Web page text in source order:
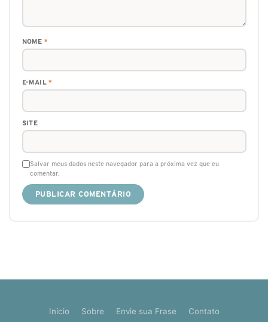
NOME *
E-MAIL*
SITE
Salvar meus dados neste navegador para a próxima vez que eu
comentar.
Início Sobre Envie sua Frase Contato